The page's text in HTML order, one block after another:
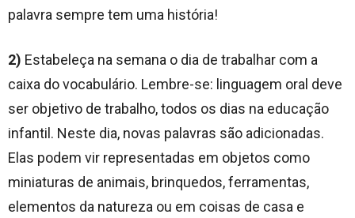
palavra sempre tem uma história!
2) Estabeleça na semana o dia de trabalhar com a
caixa do vocabulário. Lembre-se: linguagem oral deve
ser objetivo de trabalho, todos os dias na educação
infantil. Neste dia, novas palavras são adicionadas.
Elas podem vir representadas em objetos como
miniaturas de animais, brinquedos, ferramentas,
elementos da natureza ou em coisas de casa e